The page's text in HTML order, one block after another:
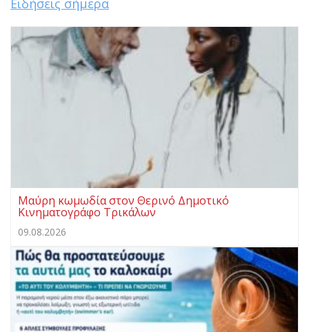
Μαύρη κωμωδία στον Θερινό Δημοτικό
Κινηματογράφο Τρικάλων
09.08.2026